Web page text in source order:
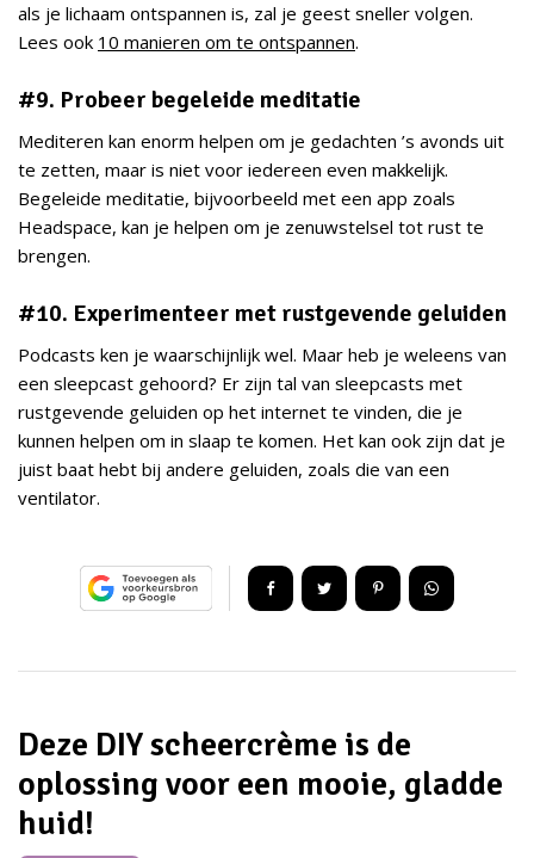
als je lichaam ontspannen is, zal je geest sneller volgen.
Lees ook 10 manieren om te ontspannen.
#9. Probeer begeleide meditatie
Mediteren kan enorm helpen om je gedachten ’s avonds uit
te zetten, maar is niet voor iedereen even makkelijk.
Begeleide meditatie, bijvoorbeeld met een app zoals
Headspace, kan je helpen om je zenuwstelsel tot rust te
brengen.
#10. Experimenteer met rustgevende geluiden
Podcasts ken je waarschijnlijk wel. Maar heb je weleens van
een sleepcast gehoord? Er zijn tal van sleepcasts met
rustgevende geluiden op het internet te vinden, die je
kunnen helpen om in slaap te komen. Het kan ook zijn dat je
juist baat hebt bij andere geluiden, zoals die van een
ventilator.
Deze DIY scheercrème is de
oplossing voor een mooie, gladde
huid!